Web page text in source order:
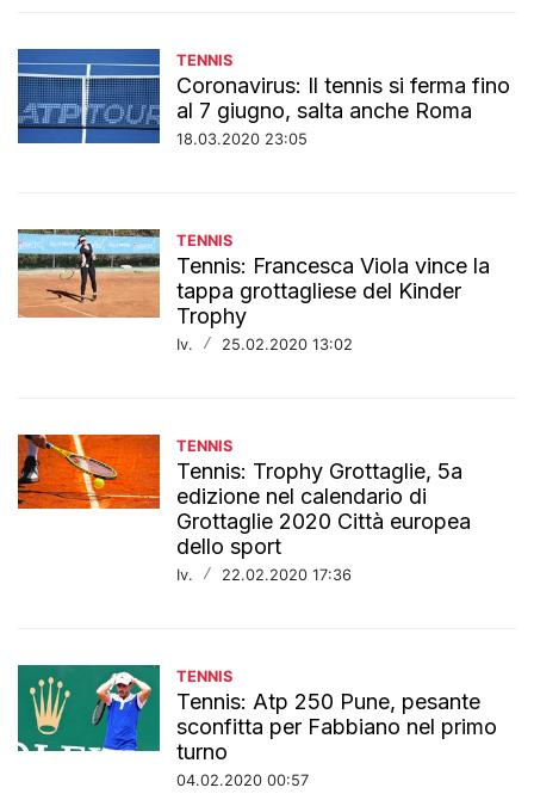
TENNIS
Coronavirus: Il tennis si ferma fino
al 7 giugno, salta anche Roma
18.03.2020 23:05
TENNIS
Tennis: Francesca Viola vince la
tappa grottagliese del Kinder
Trophy
Iv. / 25.02.2020 13:02
TENNIS
Tennis: Trophy Grottaglie, 5a
edizione nel calendario di
Grottaglie 2020 Città europea
dello sport
Iv. / 22.02.2020 17:36
TENNIS
Tennis: Atp 250 Pune, pesante
sconfitta per Fabbiano nel primo
turno
04.02.2020 00:57